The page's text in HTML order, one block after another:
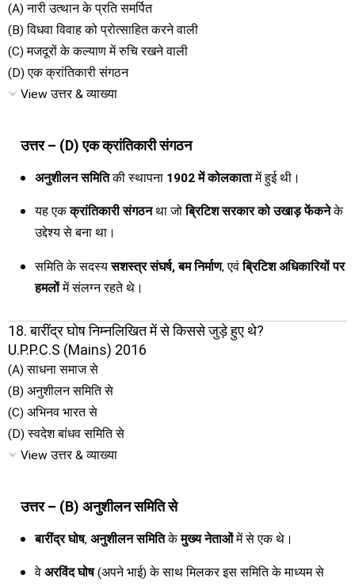
(A) नारी उत्थान के प्रति समर्पित
(B) विधवा विवाह को प्रोत्साहित करने वाली
(C) मजदूरों के कल्याण में रुचि रखने वाली
(D) एक क्रांतिकारी संगठन
View उत्तर & व्याख्या
उत्तर – (D) एक क्रांतिकारी संगठन
अनुशीलन समितिकी स्थापना 1902 में कोलकातामें हुई थी।
यह एकक्रांतिकारी संगठनथा जोब्रिटिश सरकार को उखाड़ फेंकनेके
उद्देश्य से बना था।
समिति के सदस्यसशस्त्र संघर्ष, बम निर्माण, एवंब्रिटिश अधिकारियों पर
हमलोंमें संलग्न रहते थे।
18. बारींद्र घोष निम्नलिखित में से किससे जुड़े हुए थे?
U.P.P.C.S (Mains) 2016
(A) साधना समाज से
(B) अनुशीलन समिति से
(C) अभिनव भारत से
(D) स्वदेश बांधव समिति से
View उत्तर & व्याख्या
उत्तर – (B) अनुशीलन समिति से
बारींद्र घोष, अनुशीलन समितिकेमुख्य नेताओंमें से एक थे।
वे अरविंद घोष(अपने भाई) के साथ मिलकर इस समिति के माध्यम से